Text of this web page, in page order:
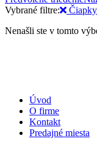
Vybrané filtre:
Čiapky
Nenašli ste v tomto
Úvod
O firme
Kontakt
Predajné miesta